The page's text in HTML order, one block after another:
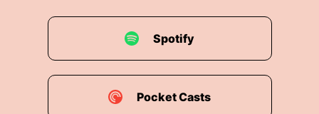
Spotify
Pocket Casts